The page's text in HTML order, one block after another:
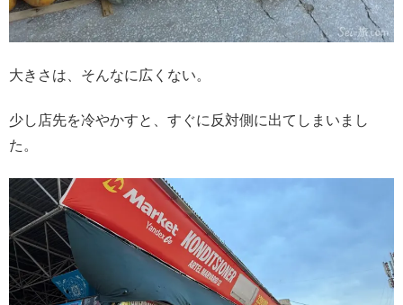
大きさは、そんなに広くない。
少し店先を冷やかすと、すぐに反対側に出てしまいまし
た。